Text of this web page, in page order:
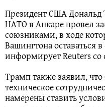
Президент США
НАТО в Анкаре провел
союзниками, в ходе
Вашингтона оставаться
информирует Reuters со
Трамп также заявил,
техническое
намерены ставить